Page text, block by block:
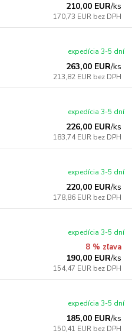
210,00 EUR/ks
170,73 EUR bez DPH
263,00 EUR/ks
213,82 EUR bez DPH
expedícia 3-5 dní
226,00 EUR/ks
183,74 EUR bez DPH
expedícia 3-5 dní
220,00 EUR/ks
178,86 EUR bez DPH
expedícia 3-5 dní
8 % zľava
190,00 EUR/ks
154,47 EUR bez DPH
expedícia 3-5 dní
185,00 EUR/ks
150,41 EUR bez DPH
expedícia 3-5 dní